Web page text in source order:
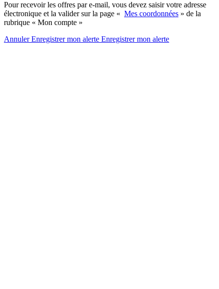
Pour recevoir les offres par e-mail, vous devez saisir votre adresse
électronique et la valider sur la page « Mes coordonnées » de la
rubrique « Mon compte »
AnnulerEnregistrer mon alerte Enregistrermon alerte